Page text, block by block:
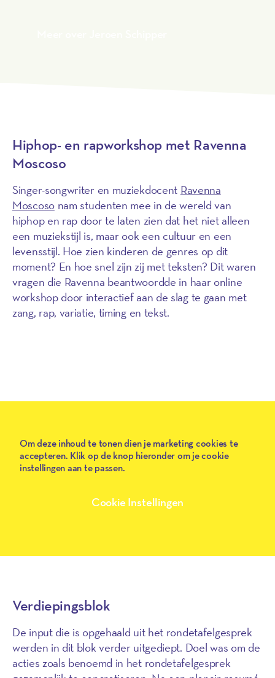
Hiphop- en rapworkshop met Ravenna
Moscoso
Singer-songwriter en muziekdocent Ravenna
Moscosonam studenten mee in de wereld van
hiphop en rap door te laten zien dat het niet alleen
een muziekstijl is, maar ook een cultuur en een
levensstijl. Hoe zien kinderen de genres op dit
moment? En hoe snel zijn zij met teksten? Dit waren
vragen die Ravenna beantwoordde in haar online
workshop door interactief aan de slag te gaan met
zang, rap, variatie, timing en tekst.
Om deze inhoud te tonen dien je marketing cookies te
accepteren. Klik op de knop hieronder om je cookie
instellingen aan te passen.
Cookie Instellingen
Verdiepingsblok
De input die is opgehaald uit het rondetafelgesprek
werden in dit blok verder uitgediept. Doel was om de
acties zoals benoemd in het rondetafelgesprek